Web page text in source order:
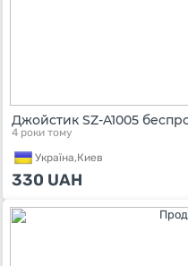
Джойстик SZ-A1005
4 роки тому
Україна,Киев
330 UAH